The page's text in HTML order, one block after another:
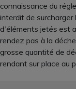
connaissance du
interdit de surcharger
d'éléments jetés est
rendez pas à la
grosse quantité de
rendant sur place au